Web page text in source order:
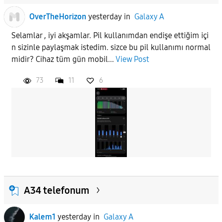
OverTheHorizon yesterdayin Galaxy A
Selamlar , iyi akşamlar. Pil kullanımdan endişe ettiğim içi
n sizinle paylaşmak istedim. sizce bu pil kullanımı normal
midir? Cihaz tüm gün mobil... View Post
73 11 6
A34 telefonum
Kalem1 yesterdayin Galaxy A